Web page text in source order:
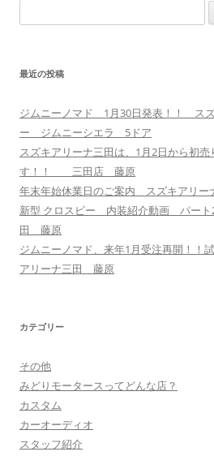
索:
最近の投稿
ジムニーノマド 1月30日発表！！ ス
ー ジムニーシエラ 5ドア
スズキアリーナ三田は、1月2日から初売
す！！ 三田店 藤原
年末年始休業日のご案内 スズキアリ
新型 クロスビー 内装紹介動画 パー
田 藤原
ジムニーノマド、来年1月受注再開！
アリーナ三田 藤原
カテゴリー
その他
みどりモータースってどんな店？
カスタム
カーオーディオ
スタッフ紹介